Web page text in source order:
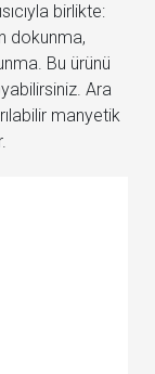
birlikte:
dokunma,
Bu ürünü
Ara
manyetik